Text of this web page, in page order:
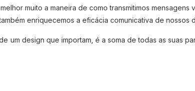
muito a maneira de como transmitimos mensagens
enriquecemos a eficácia comunicativa de nossos
um design que importam, é a soma de todas as suas